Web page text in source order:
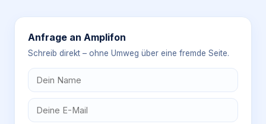
Anfrage an Amplifon
Schreib direkt – ohne Umweg über eine fremde Seite.